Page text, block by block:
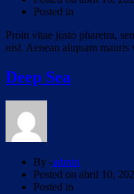
Posted in
Proin vitae justo pharetra,
nisl. Aenean aliquam mauris
Deep Sea
By -admin
Posted on abril 10,
Posted in